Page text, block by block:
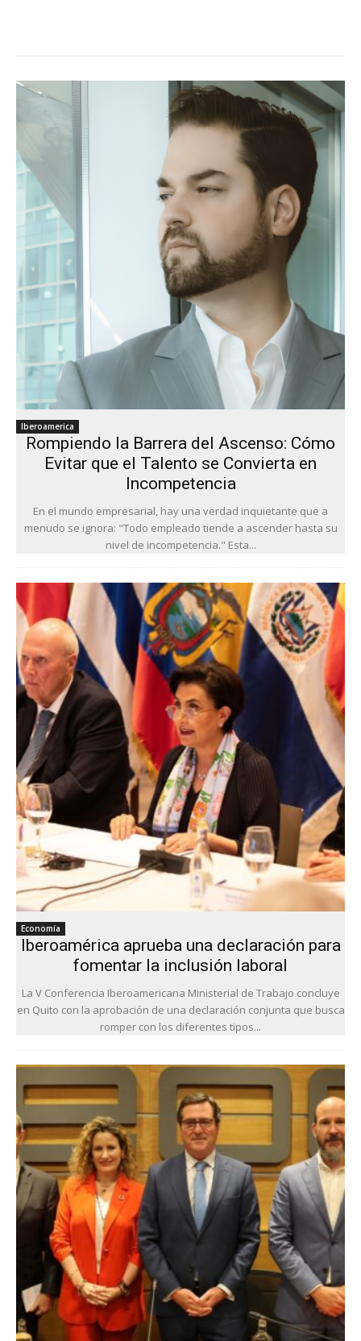
Iberoamerica
Rompiendo la Barrera del Ascenso: Cómo
Evitar que el Talento se Convierta en
Incompetencia
En el mundo empresarial, hay una verdad inquietante que a
menudo se ignora: "Todo empleado tiende a ascender hasta su
nivel de incompetencia." Esta...
Economía
Iberoamérica aprueba una declaración para
fomentar la inclusión laboral
La V Conferencia Iberoamericana Ministerial de Trabajo concluye
en Quito con la aprobación de una declaración conjunta que busca
romper con los diferentes tipos...